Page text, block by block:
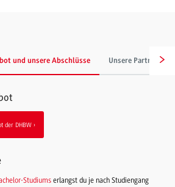
und unsere Abschlüsse Unsere
der DHBW
Studiums erlangst du je nach Studiengang